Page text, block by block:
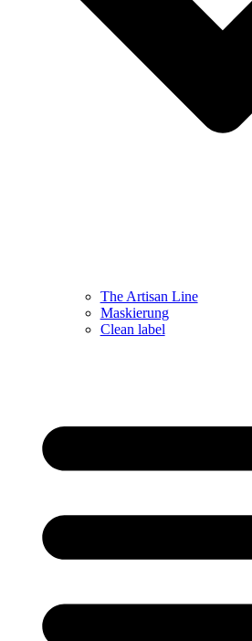
The Artisan Line
Maskierung
Clean label